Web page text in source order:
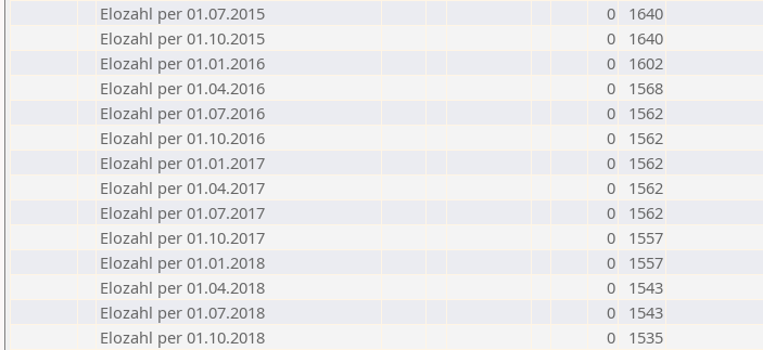
Elozahl per 01.07.2015
0
1640
Elozahl per 01.10.2015
0
1640
Elozahl per 01.01.2016
0
1602
Elozahl per 01.04.2016
0
1568
Elozahl per 01.07.2016
0
1562
Elozahl per 01.10.2016
0
1562
Elozahl per 01.01.2017
0
1562
Elozahl per 01.04.2017
0
1562
Elozahl per 01.07.2017
0
1562
Elozahl per 01.10.2017
0
1557
Elozahl per 01.01.2018
0
1557
Elozahl per 01.04.2018
0
1543
Elozahl per 01.07.2018
0
1543
Elozahl per 01.10.2018
0
1535